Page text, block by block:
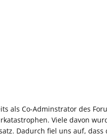
als Co-Adminstrator des
Viele davon
Dadurch fiel uns auf,